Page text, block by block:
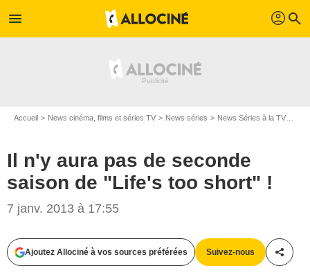
menu profil search
Accueil News cinéma, films et séries TV News séries News Séries à la TV
Il n'y aura pas de seconde
saison de "Life's too short" !
7 janv. 2013 à 17:55
Ajoutez Allociné à vos sources préférées Suivez-nous